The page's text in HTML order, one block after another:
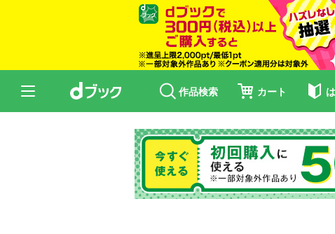
作品検索 カート